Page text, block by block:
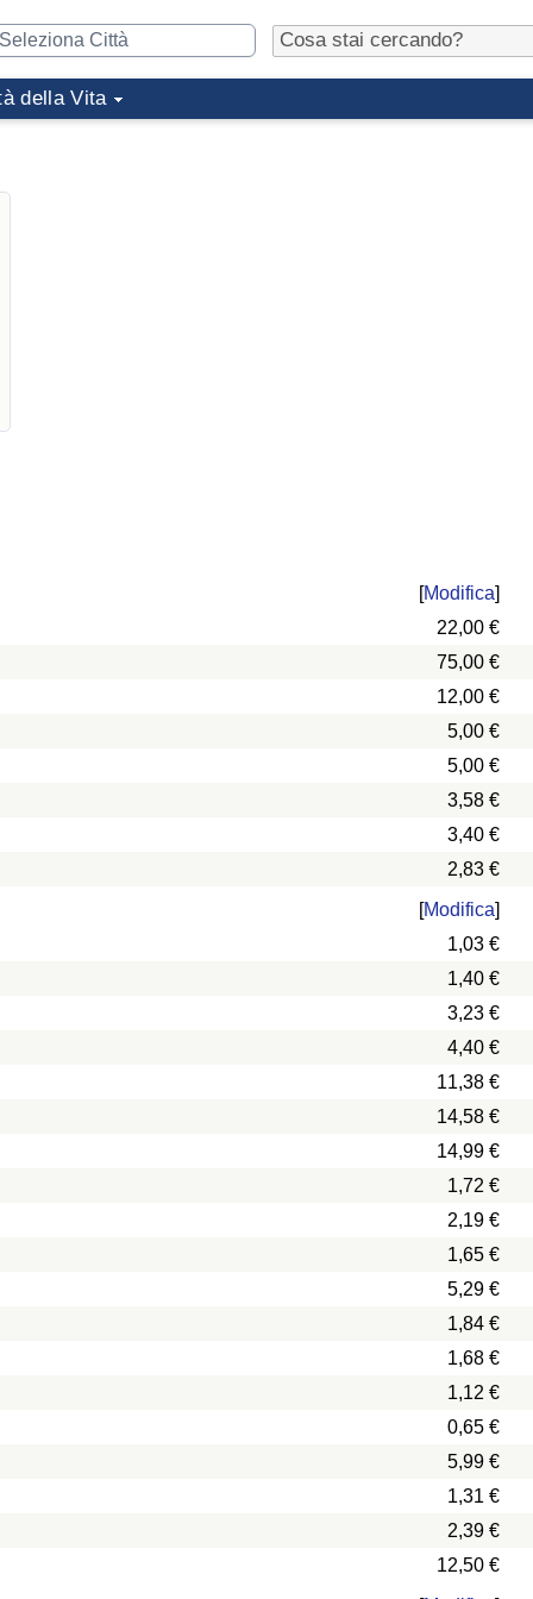
della Vita
[Modifica]
22,00 €
75,00 €
12,00 €
5,00 €
5,00 €
3,58 €
3,40 €
2,83 €
[Modifica]
1,03 €
1,40 €
3,23 €
4,40 €
11,38 €
14,58 €
14,99 €
1,72 €
2,19 €
1,65 €
5,29 €
1,84 €
1,68 €
1,12 €
0,65 €
5,99 €
1,31 €
2,39 €
12,50 €